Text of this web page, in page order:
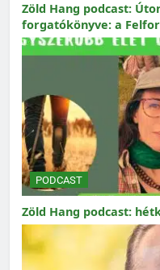
Zöld Hang podcast:
forgatókönyve: a
PODCAST
Zöld Hang podcast: